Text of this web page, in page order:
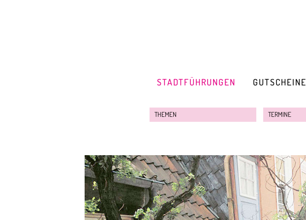
STADTFÜHRUNGEN GUTSCHEINE